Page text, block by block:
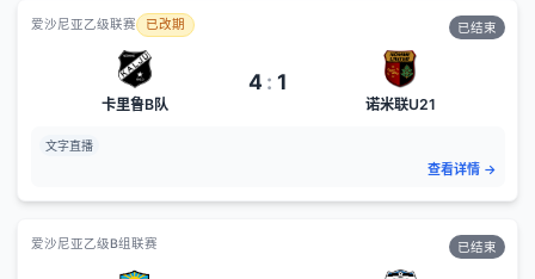
爱沙尼亚乙级联赛 已改期 已结束
卡里鲁B队
4 : 1
诺米联U21
文字直播
查看详情→
爱沙尼亚乙级B组联赛 已结束